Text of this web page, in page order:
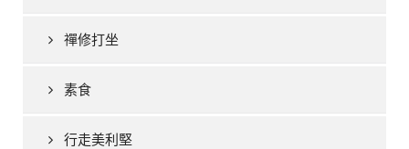
禪修打坐
素食
行走美利堅